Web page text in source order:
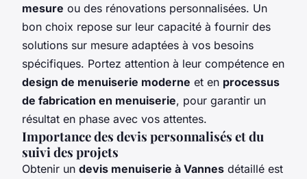
mesure ou des rénovations personnalisées. Un
bon choix repose sur leur capacité à fournir des
solutions sur mesure adaptées à vos besoins
spécifiques. Portez attention à leur compétence en
design de menuiserie moderne et en processus
de fabrication en menuiserie, pour garantir un
résultat en phase avec vos attentes.
Importance des devis personnalisés et du
suivi des projets
Obtenir un devis menuiserie à Vannes détaillé est